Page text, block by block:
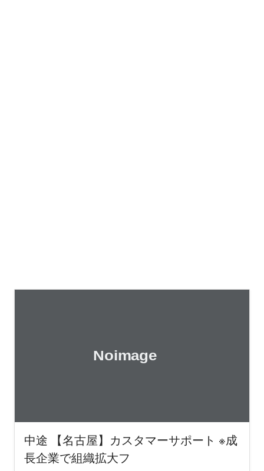
中途 【名古屋】カスタマーサポート ※成
長企業で組織拡大フ